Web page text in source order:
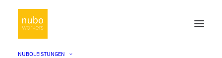
NUBOLEISTUNGEN